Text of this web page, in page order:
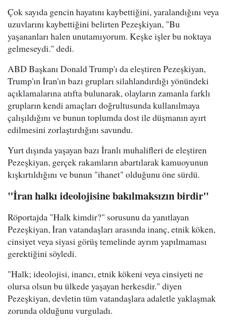
Çok sayıda gencin hayatını kaybettiğini, yaralandığını veya
uzuvlarını kaybettiğini belirten Pezeşkiyan, "Bu
yaşananları halen unutamıyorum. Keşke işler bu noktaya
gelmeseydi." dedi.
ABD Başkanı Donald Trump'ı da eleştiren Pezeşkiyan,
Trump'ın İran'ın bazı grupları silahlandırdığı yönündeki
açıklamalarına atıfta bulunarak, olayların zamanla farklı
grupların kendi amaçları doğrultusunda kullanılmaya
çalışıldığını ve bunun toplumda dost ile düşmanın ayırt
edilmesini zorlaştırdığını savundu.
Yurt dışında yaşayan bazı İranlı muhalifleri de eleştiren
Pezeşkiyan, gerçek rakamların abartılarak kamuoyunun
kışkırtıldığını ve bunun "ihanet" olduğunu öne sürdü.
"İran halkı ideolojisine bakılmaksızın birdir"
Röportajda "Halk kimdir?" sorusunu da yanıtlayan
Pezeşkiyan, İran vatandaşları arasında inanç, etnik köken,
cinsiyet veya siyasi görüş temelinde ayrım yapılmaması
gerektiğini söyledi.
"Halk; ideolojisi, inancı, etnik kökeni veya cinsiyeti ne
olursa olsun bu ülkede yaşayan herkesdir." diyen
Pezeşkiyan, devletin tüm vatandaşlara adaletle yaklaşmak
zorunda olduğunu vurguladı.